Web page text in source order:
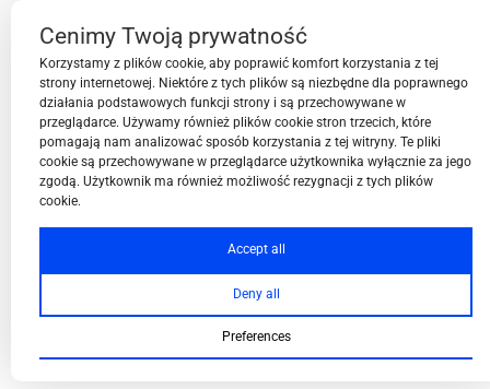
Contact
BPN-T Area
BPN-T Offer
Cenimy Twoją prywatność
Korzystamy z plików cookie, aby poprawić komfort korzystania z tej
strony internetowej. Niektóre z tych plików są niezbędne dla poprawnego
działania podstawowych funkcji strony i są przechowywane w
przeglądarce. Używamy również plików cookie stron trzecich, które
pomagają nam analizować sposób korzystania z tej witryny. Te pliki
cookie są przechowywane w przeglądarce użytkownika wyłącznie za jego
zgodą. Użytkownik ma również możliwość rezygnacji z tych plików
cookie.
Accept all
Deny all
Preferences